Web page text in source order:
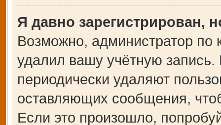
Я давно зарегистрирован,
Возможно, администратор по
удалил вашу учётную
периодически удаляют
оставляющих сообщения,
Если это произошло,